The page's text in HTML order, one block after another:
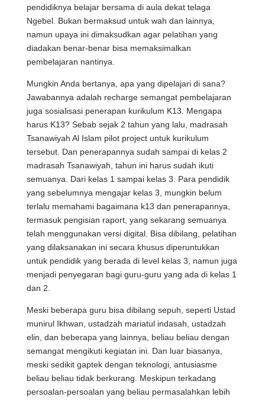
pendidiknya belajar bersama di aula dekat telaga
Ngebel. Bukan bermaksud untuk wah dan lainnya,
namun upaya ini dimaksudkan agar pelatihan yang
diadakan benar-benar bisa memaksimalkan
pembelajaran nantinya.
Mungkin Anda bertanya, apa yang dipelajari di sana?
Jawabannya adalah recharge semangat pembelajaran
juga sosialisasi penerapan kurikulum K13. Mengapa
harus K13? Sebab sejak 2 tahun yang lalu, madrasah
Tsanawiyah Al Islam pilot project untuk kurikulum
tersebut. Dan penerapannya sudah sampai di kelas 2
madrasah Tsanawiyah, tahun ini harus sudah ikuti
semuanya. Dari kelas 1 sampai kelas 3. Para pendidik
yang sebelumnya mengajar kelas 3, mungkin belum
terlalu memahami bagaimana k13 dan penerapannya,
termasuk pengisian raport, yang sekarang semuanya
telah menggunakan versi digital. Bisa dibilang, pelatihan
yang dilaksanakan ini secara khusus diperuntukkan
untuk pendidik yang berada di level kelas 3, namun juga
menjadi penyegaran bagi guru-guru yang ada di kelas 1
dan 2.
Meski beberapa guru bisa dibilang sepuh, seperti Ustad
munirul Ikhwan, ustadzah mariatul indasah, ustadzah
elin, dan beberapa yang lainnya, beliau beliau dengan
semangat mengikuti kegiatan ini. Dan luar biasanya,
meski sedikit gaptek dengan teknologi, antusiasme
beliau beliau tidak berkurang. Meskipun terkadang
persoalan-persoalan yang beliau permasalahkan lebih